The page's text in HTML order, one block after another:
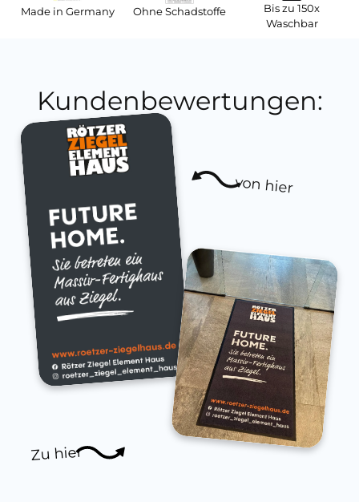
Made in Germany Ohne Schadstoffe
Bis zu 150x
Waschbar
Kundenbewertungen:
Zu hier
von hier